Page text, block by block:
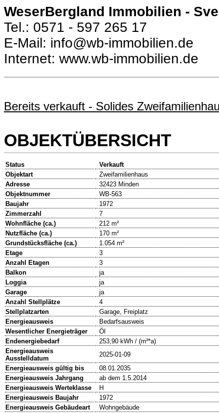
WeserBergland Immobilien -
Tel.: 0571 - 597 265 17
E-Mail: info@wb-immobilien.de
Internet: www.wb-immobilien.de
Bereits verkauft - Solides
OBJEKTÜBERSICHT
Status
Verkauft
Objektart
Zweifamilienhaus
Adresse
32423 Minden
Objektnummer
WB-563
Baujahr
1972
Zimmerzahl
7
Wohnfläche (ca.)
212 m²
Nutzfläche (ca.)
170 m²
Grundstücksfläche (ca.)
1.054 m²
Etage
3
Anzahl Etagen
3
Balkon
ja
Loggia
ja
Garage
ja
Anzahl Stellplätze
4
Stellplatzarten
Garage, Freiplatz
Energieausweis
Bedarfsausweis
Wesentlicher Energieträger
Öl
Endenergiebedarf
253,90 kWh / (m²*a)
Energieausweis
Ausstelldatum
2025-01-09
Energieausweis gültig bis
08.01.2035
Energieausweis Jahrgang
ab dem 1.5.2014
Energieausweis Werteklasse
H
Energieausweis Baujahr
1972
Energieausweis Gebäudeart
Wohngebäude